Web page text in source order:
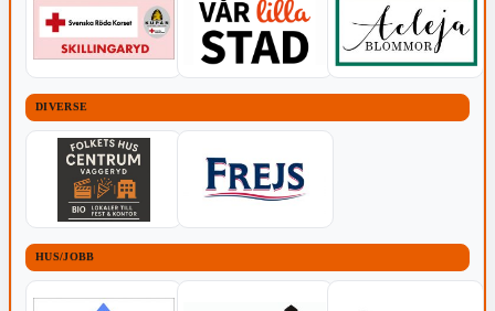
DIVERSE
HUS/JOBB